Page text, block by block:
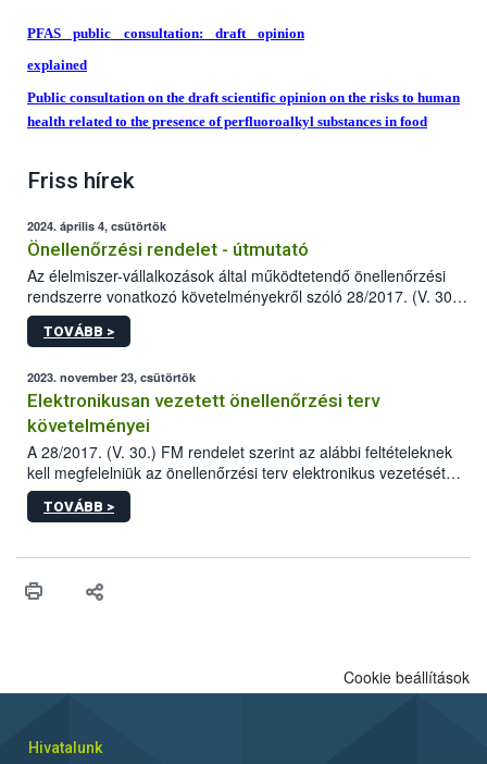
PFAS public consultation: draft opinion
explained
Public consultation on the draft scientific opinion on the risks to human
health related to the presence of perfluoroalkyl substances in food
Friss hírek
2024. április 4, csütörtök
Önellenőrzési rendelet - útmutató
Az élelmiszer-vállalkozások által működtetendő önellenőrzési
rendszerre vonatkozó követelményekről szóló 28/2017. (V. 30.)
FM rendelet (a továbbiakban: rendelet) 2023 novemberi
módosítása komoly változást jelent a közép- és
TOVÁBB >
2023. november 23, csütörtök
Elektronikusan vezetett önellenőrzési terv
követelményei
A 28/2017. (V. 30.) FM rendelet szerint az alábbi feltételeknek
kell megfelelniük az önellenőrzési terv elektronikus vezetését
biztosító informatikai rendszereknek.
TOVÁBB >
Cookie beállítások
Hivatalunk